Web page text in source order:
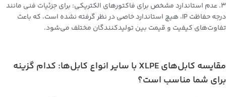
3. عدم استاندارد مشخص برای فاکتورهای الکتریکی: برای جزئیات فنی مانند
درجه‌ حفاظت IP، هیچ استاندارد خاصی در نظر گرفته نشده است، که باعث
تفاوت‌های کیفیت و قیمت بین تولیدکنندگان مختلف می‌شود.
مقایسه کابل‌های XLPE با سایر انواع کابل‌ها: کدام گزینه
برای شما مناسب است؟